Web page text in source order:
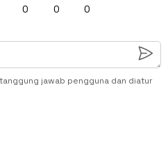
0 0 0
jawab pengguna dan diatur